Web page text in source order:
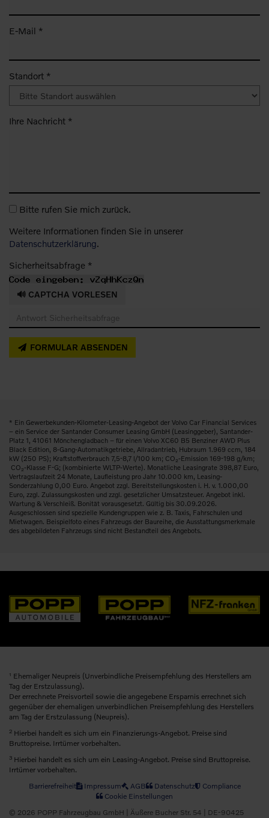
E-Mail *
Standort *
Ihre Nachricht *
Bitte rufen Sie mich zurück.
Weitere Informationen finden Sie in unserer
Datenschutzerklärung.
Sicherheitsabfrage *
🔊 CAPTCHA VORLESEN
FORMULAR ABSENDEN
* Ein Gewerbekunden-Kilometer-Leasing-Angebot der Volvo Car Financial Services
– ein Service der Santander Consumer Leasing GmbH (Leasinggeber), Santander-
Platz 1, 41061 Mönchengladbach – für einen Volvo XC60 B5 Benziner AWD Plus
Black Edition, 8-Gang-Automatikgetriebe, Allradantrieb, Hubraum 1.969 ccm, 184
kW (250 PS); Kraftstoffverbrauch 7,5-8,7 l/100 km; CO 2-Emission 169-198 g/km;
CO 2-Klasse F-G; (kombinierte WLTP-Werte). Monatliche Leasingrate 398,87 Euro,
Vertragslaufzeit 24 Monate, Laufleistung pro Jahr 10.000 km, Leasing-
Sonderzahlung 0,00 Euro. Angebot zzgl. Bereitstellungskosten i. H. v. 1.000,00
Euro, zzgl. Zulassungskosten und zzgl. gesetzlicher Umsatzsteuer. Angebot inkl.
Wartung & Verschleiß. Bonität vorausgesetzt. Gültig bis 30.09.2026.
Ausgeschlossen sind spezielle Kundengruppen wie z. B. Taxis, Fahrschulen und
Mietwagen. Beispielfoto eines Fahrzeugs der Baureihe, die Ausstattungsmerkmale
des abgebildeten Fahrzeugs sind nicht Bestandteil des Angebots.
1 Ehemaliger Neupreis (Unverbindliche Preisempfehlung des Herstellers am
Tag der Erstzulassung).
Der errechnete Preisvorteil sowie die angegebene Ersparnis errechnet sich
gegenüber der ehemaligen unverbindlichen Preisempfehlung des Herstellers
am Tag der Erstzulassung (Neupreis).
2 Hierbei handelt es sich um ein Finanzierungs-Angebot. Preise sind
Bruttopreise. Irrtümer vorbehalten.
3 Hierbei handelt es sich um ein Leasing-Angebot. Preise sind Bruttopreise.
Irrtümer vorbehalten.
Barrierefreiheit
Impressum AGB Datenschutz
Compliance
Cookie Einstellungen
© 2026 POPP Fahrzeugbau GmbH | Äußere Bucher Str. 54 | DE-90425